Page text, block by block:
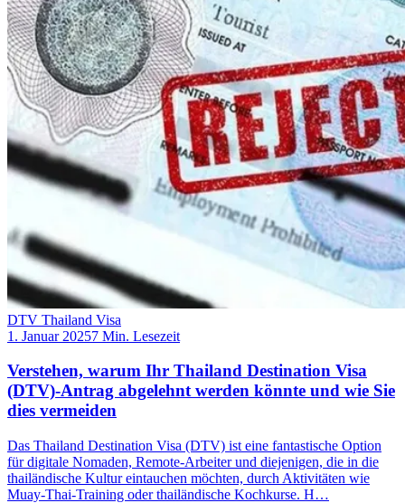
DTV Thailand Visa
1. Januar 20257 Min. Lesezeit
Verstehen, warum Ihr Thailand Destination Visa
(DTV)-Antrag abgelehnt werden könnte und wie Sie
dies vermeiden
Das Thailand Destination Visa (DTV) ist eine fantastische Option
für digitale Nomaden, Remote-Arbeiter und diejenigen, die in die
thailändische Kultur eintauchen möchten, durch Aktivitäten wie
Muay-Thai-Training oder thailändische Kochkurse. H…